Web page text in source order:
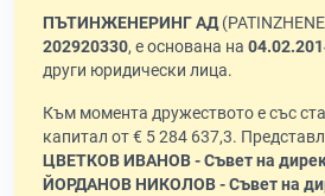
ПЪТИНЖЕНЕРИНГ АД
202920330, е основана на
други юридически лица.
Към момента дружеството е със
капитал от € 5 284 637,3.
ЦВЕТКОВ ИВАНОВ - Съвет на
ЙОРДАНОВ НИКОЛОВ - Съвет на